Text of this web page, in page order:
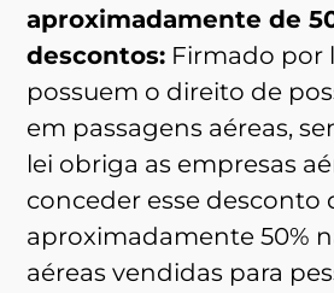
aproximadamente de
descontos: Firmado por
possuem o direito de
em passagens aéreas,
lei obriga as empresas
conceder esse desconto
aproximadamente 50%
aéreas vendidas para